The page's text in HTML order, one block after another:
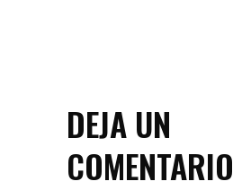
DEJA UN
COMENTARIO